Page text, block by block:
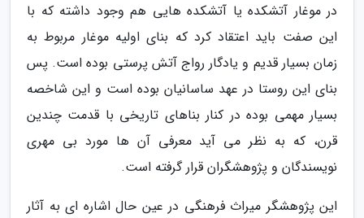
در موغار آتشکده یا آتشکده هایی هم وجود داشته که با
این صفت باید اعتقاد کرد که بنای اولیه موغار مربوط به
زمان بسیار قدیم و یادگار رواج آتش پرستی بوده است. پس
بنای این روستا در عهد ساسانیان بوده است و این شاخصه
بسیار مهمی بوده در کنار بناهای تاریخی با قدمت چندین
قرن، که به نظر می آید معرفی آن ها مورد بی مهری
نویسندگان و پژوهشگران قرار گرفته است.
این پژوهشگر میراث فرهنگی در عین حال اشاره ای به آثار